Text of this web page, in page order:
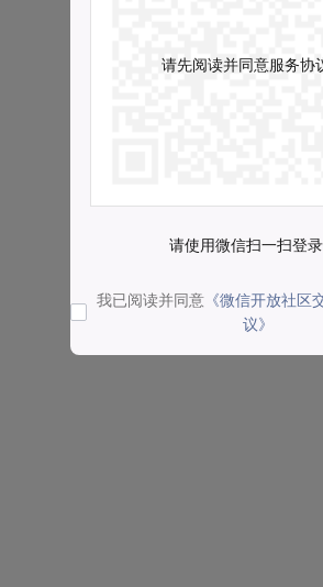
请先阅读并同意服务协
请使用微信扫一扫登录
我已阅读并同意 《微信开放社区
议》